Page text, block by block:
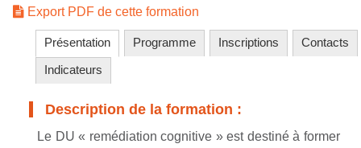
Export PDF de cette formation
Présentation Programme Inscriptions
Contacts
Indicateurs
Description de la formation :
Le DU « remédiation cognitive » est destiné à former